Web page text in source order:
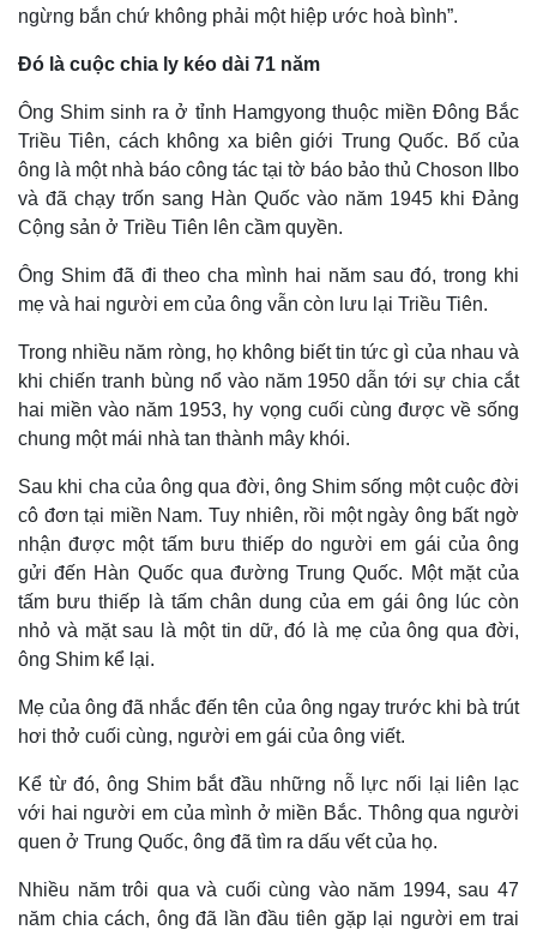
Thế giới
Quan sát
Cuộc sống đó đây
Hồ sơ
Multimedia
Video
Ảnh
E-Magazine
Infographic
ngừng bắn chứ không phải một hiệp ước hoà bình”.
Đó là cuộc chia ly kéo dài 71 năm
Ông Shim sinh ra ở tỉnh Hamgyong thuộc miền Đông Bắc
Triều Tiên, cách không xa biên giới Trung Quốc. Bố của
ông là một nhà báo công tác tại tờ báo bảo thủ Choson IIbo
và đã chạy trốn sang Hàn Quốc vào năm 1945 khi Đảng
Cộng sản ở Triều Tiên lên cầm quyền.
Ông Shim đã đi theo cha mình hai năm sau đó, trong khi
mẹ và hai người em của ông vẫn còn lưu lại Triều Tiên.
Trong nhiều năm ròng, họ không biết tin tức gì của nhau và
khi chiến tranh bùng nổ vào năm 1950 dẫn tới sự chia cắt
hai miền vào năm 1953, hy vọng cuối cùng được về sống
chung một mái nhà tan thành mây khói.
Sau khi cha của ông qua đời, ông Shim sống một cuộc đời
cô đơn tại miền Nam. Tuy nhiên, rồi một ngày ông bất ngờ
nhận được một tấm bưu thiếp do người em gái của ông
gửi đến Hàn Quốc qua đường Trung Quốc. Một mặt của
tấm bưu thiếp là tấm chân dung của em gái ông lúc còn
nhỏ và mặt sau là một tin dữ, đó là mẹ của ông qua đời,
ông Shim kể lại.
Mẹ của ông đã nhắc đến tên của ông ngay trước khi bà trút
hơi thở cuối cùng, người em gái của ông viết.
Kể từ đó, ông Shim bắt đầu những nỗ lực nối lại liên lạc
với hai người em của mình ở miền Bắc. Thông qua người
quen ở Trung Quốc, ông đã tìm ra dấu vết của họ.
Nhiều năm trôi qua và cuối cùng vào năm 1994, sau 47
năm chia cách, ông đã lần đầu tiên gặp lại người em trai